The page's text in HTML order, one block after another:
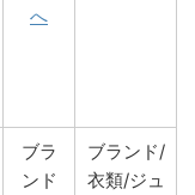
へ
ブラ
ンド
ブランド/
衣類/ジュ